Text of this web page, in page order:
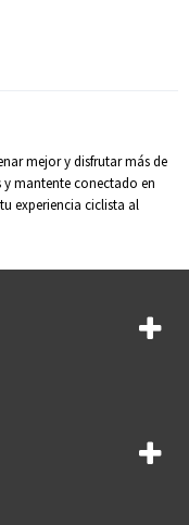
mejor y disfrutar más de
mantente conectado en
experiencia ciclista al